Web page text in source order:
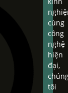
cùng
công
nghệ
hiện
đại,
tôi